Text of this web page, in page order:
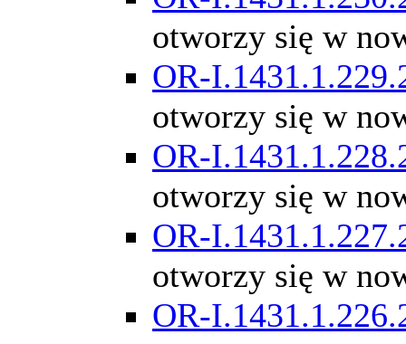
otworzy się w
OR-
otworzy się w
OR-
otworzy się w
OR-
otworzy się w
OR-